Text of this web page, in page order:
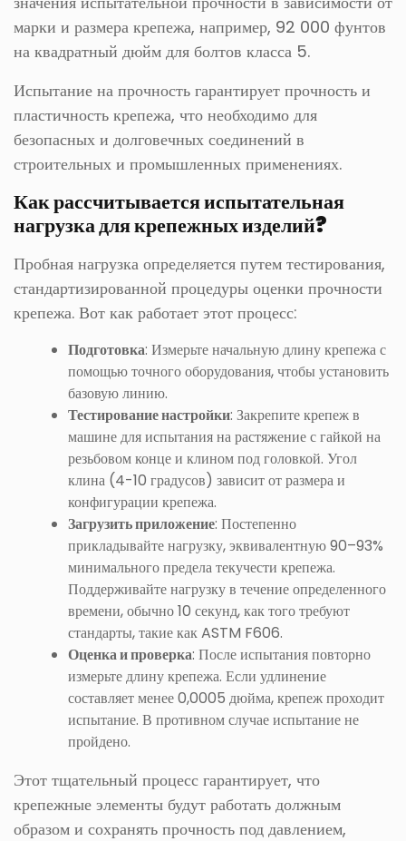
марки и размера крепежа, например, 92 000 фунтов
на квадратный дюйм для болтов класса 5.
Испытание на прочность гарантирует прочность и
пластичность крепежа, что необходимо для
безопасных и долговечных соединений в
строительных и промышленных применениях.
Как рассчитывается испытательная
нагрузка для крепежных изделий?
Пробная нагрузка определяется путем тестирования,
стандартизированной процедуры оценки прочности
крепежа. Вот как работает этот процесс:
Подготовка: Измерьте начальную длину крепежа с
помощью точного оборудования, чтобы установить
базовую линию.
Тестирование настройки: Закрепите крепеж в
машине для испытания на растяжение с гайкой на
резьбовом конце и клином под головкой. Угол
клина (4-10 градусов) зависит от размера и
конфигурации крепежа.
Загрузить приложение: Постепенно
прикладывайте нагрузку, эквивалентную 90–93%
минимального предела текучести крепежа.
Поддерживайте нагрузку в течение определенного
времени, обычно 10 секунд, как того требуют
стандарты, такие как ASTM F606.
Оценка и проверка: После испытания повторно
измерьте длину крепежа. Если удлинение
составляет менее 0,0005 дюйма, крепеж проходит
испытание. В противном случае испытание не
пройдено.
Этот тщательный процесс гарантирует, что
крепежные элементы будут работать должным
образом и сохранять прочность под давлением,